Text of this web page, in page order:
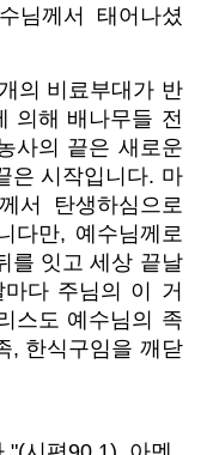
님께서 태어나셨
의 비료부대가 반
의해 배나무들 전
사의 끝은 새로운
은 시작입니다. 마
서 탄생하심으로
다만, 예수님께로
를 잇고 세상 끝날
다 주님의 이 거
스도 예수님의 족
, 한식구임을 깨닫